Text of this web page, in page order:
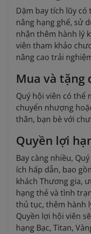
Dặm bay tích lũy có
nâng hạng ghế, sử
nhận thêm hành lý
viên tham khảo
nâng cao trải
Mua và tặng
Quý hội viên có thể
chuyển nhượng
thân, bạn bè với
Quyền lợi
Bay càng nhiều,
ích hấp dẫn, bao
khách Thương gia,
hạng thẻ và tình
thủ tục, thêm hành
Quyền lợi hội viên
hạng Bạc, Titan,